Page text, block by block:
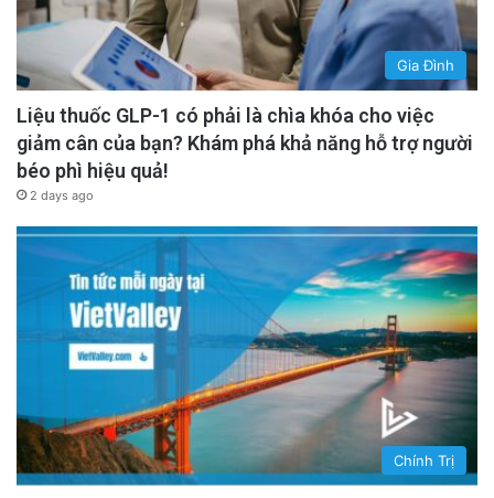
Gia Đình
Liệu thuốc GLP-1 có phải là chìa khóa cho việc
giảm cân của bạn? Khám phá khả năng hỗ trợ người
béo phì hiệu quả!
2 days ago
Chính Trị